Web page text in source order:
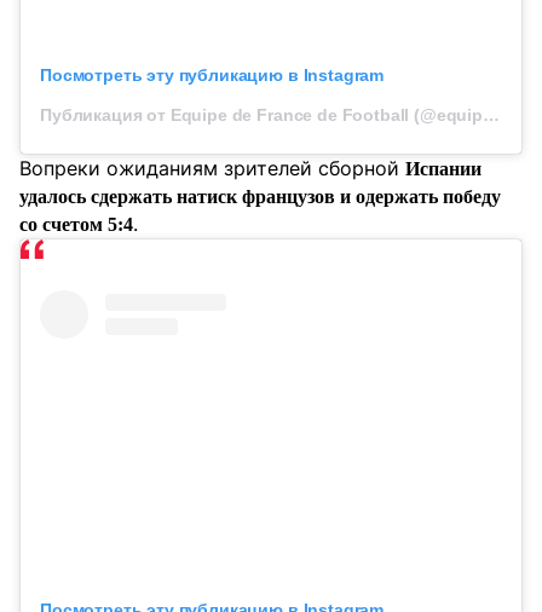
Посмотреть эту публикацию в Instagram
Публикация от Equipe de France de Football (@equipedefrance)
Вопреки ожиданиям зрителей сборной Испании
удалось сдержать натиск французов и одержать победу
со счетом 5:4.